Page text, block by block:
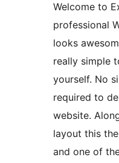
Welcome to
professional
looks
really simple
yourself. No
required to
website.
layout this
and one of